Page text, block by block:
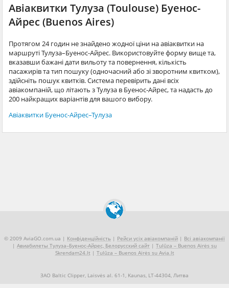
Авіаквитки Тулуза (Toulouse) Буенос-
Айрес (Buenos Aires)
Протягом 24 годин не знайдено жодної ціни на авіаквитки на
маршруті Тулуза–Буенос-Айрес. Використовуйте форму вище та,
вказавши бажані дати вильоту та повернення, кількість
пасажирів та тип пошуку (одночасний або зі зворотним квитком),
здійсніть пошук квитків. Система перевірить дані всіх
авіакомпаній, що літають з Тулуза в Буенос-Айрес, та надасть до
200 найкращих варіантів для вашого вибору.
Авіаквитки Буенос-Айрес–Тулуза
© 2009 AviaGO.com.ua | Конфіденційність | Рейси усіх авіакомпаній | Всі авіакомпанії
| Авиабилеты Тулуза–Буенос-Айрес, Белорусский сайт | Tulūza – Buenos Airės su
Skrendam24.lt | Tulūza – Buenos Airės su Avia.lt
ЗАО Baltic Clipper, Laisvės al. 61-1, Kaunas, LT-44304, Литва